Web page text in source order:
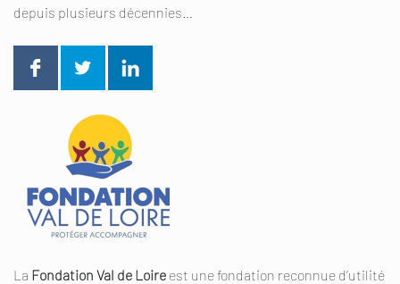
depuis plusieurs décennies…
La Fondation Val de Loire est une fondation reconnue d’utilité